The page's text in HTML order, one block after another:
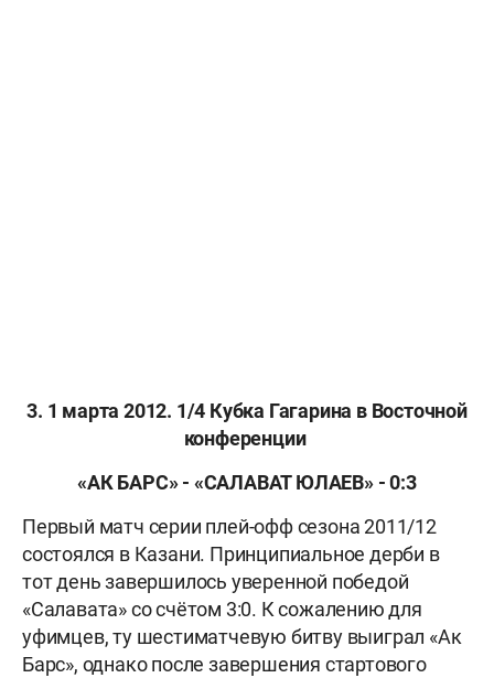
3. 1 марта 2012. 1/4 Кубка Гагарина в Восточной
конференции
«АК БАРС» - «САЛАВАТ ЮЛАЕВ» - 0:3
Первый матч серии плей-офф сезона 2011/12
состоялся в Казани. Принципиальное дерби в
тот день завершилось уверенной победой
«Салавата» со счётом 3:0. К сожалению для
уфимцев, ту шестиматчевую битву выиграл «Ак
Барс», однако после завершения стартового